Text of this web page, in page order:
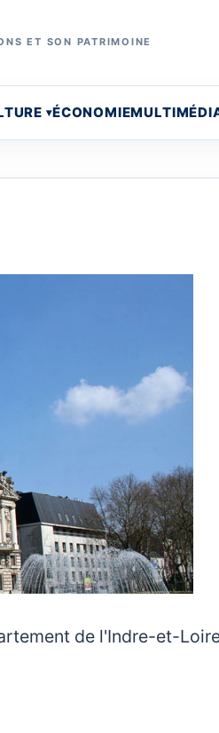
ET SON PATRIMOINE
ÉCONOMIE
de l'Indre-et-